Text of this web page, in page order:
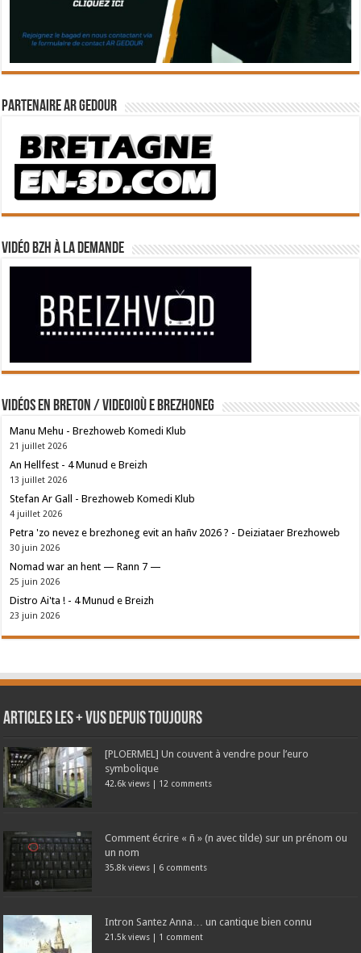
Partenaire Ar Gedour
Vidéo BZH à la demande
Vidéos en breton / Videoioù e brezhoneg
Manu Mehu - Brezhoweb Komedi Klub
21 juillet 2026
An Hellfest - 4 Munud e Breizh
13 juillet 2026
Stefan Ar Gall - Brezhoweb Komedi Klub
4 juillet 2026
Petra 'zo nevez e brezhoneg evit an hañv 2026 ? - Deiziataer Brezhoweb
30 juin 2026
Nomad war an hent — Rann 7 —
25 juin 2026
Distro Ai'ta ! - 4 Munud e Breizh
23 juin 2026
Articles les + vus depuis toujours
[PLOERMEL] Un couvent à vendre pour l’euro
symbolique
42.6k views | 12 comments
Comment écrire « ñ » (n avec tilde) sur un prénom ou
un nom
35.8k views | 6 comments
Intron Santez Anna… un cantique bien connu
21.5k views | 1 comment